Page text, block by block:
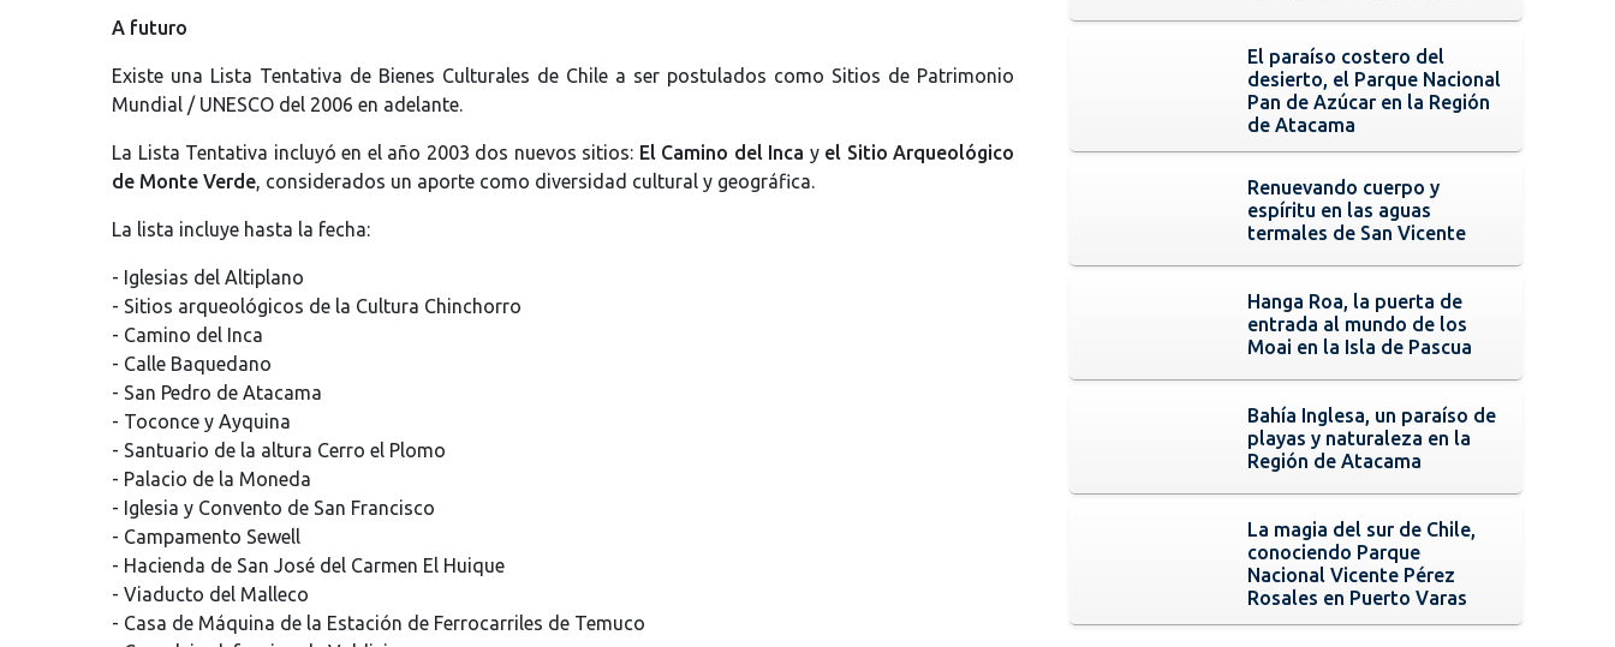
A futuro
Existe una Lista Tentativa de Bienes Culturales de Chile a ser postulados como Sitios de Patrimonio
Mundial / UNESCO del 2006 en adelante.
La Lista Tentativa incluyó en el año 2003 dos nuevos sitios: El Camino del Inca y el Sitio Arqueológico
de Monte Verde, considerados un aporte como diversidad cultural y geográfica.
La lista incluye hasta la fecha:
- Iglesias del Altiplano
- Sitios arqueológicos de la Cultura Chinchorro
- Camino del Inca
- Calle Baquedano
- San Pedro de Atacama
- Toconce y Ayquina
- Santuario de la altura Cerro el Plomo
- Palacio de la Moneda
- Iglesia y Convento de San Francisco
- Campamento Sewell
- Hacienda de San José del Carmen El Huique
- Viaducto del Malleco
- Casa de Máquina de la Estación de Ferrocarriles de Temuco
El paraíso costero del
desierto, el Parque Nacional
Pan de Azúcar en la Región
de Atacama
Renuevando cuerpo y
espíritu en las aguas
termales de San Vicente
Hanga Roa, la puerta de
entrada al mundo de los
Moai en la Isla de Pascua
Bahía Inglesa, un paraíso de
playas y naturaleza en la
Región de Atacama
La magia del sur de Chile,
conociendo Parque
Nacional Vicente Pérez
Rosales en Puerto Varas